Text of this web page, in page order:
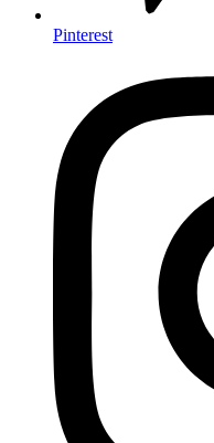
Pinterest